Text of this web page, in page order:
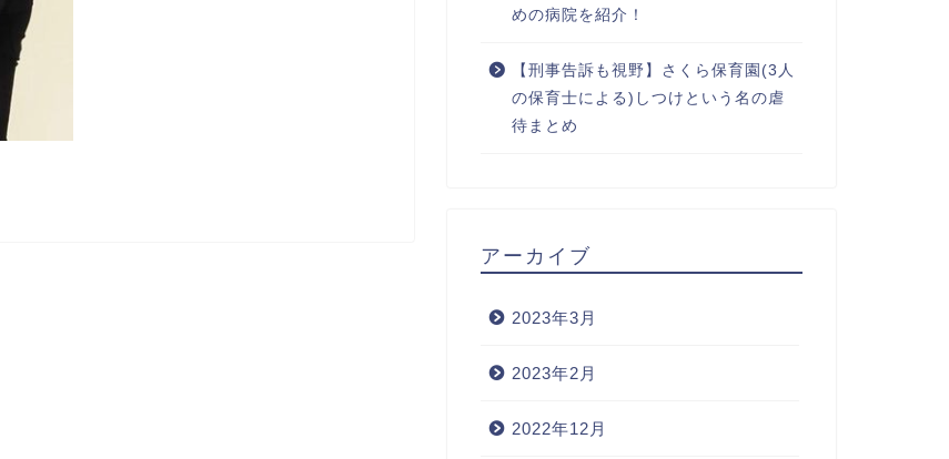
めの病院を紹介！
【刑事告訴も視野】さくら保育園(3人
の保育士による)しつけという名の虐
待まとめ
アーカイブ
2023年3月
2023年2月
2022年12月